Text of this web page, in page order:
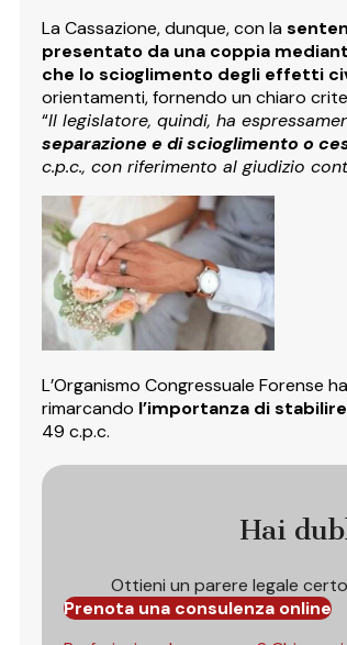
La Cassazione, dunque, con la
presentato da una coppia
che lo scioglimento degli effetti
orientamenti, fornendo un chiaro
“Il legislatore, quindi, ha
separazione e di scioglimento o
c.p.c., con riferimento al giudizio
L’Organismo Congressuale Forense
rimarcando l’importanza di
49 c.p.c.
Hai
Ottieni un parere legale
Prenota una consulenza online